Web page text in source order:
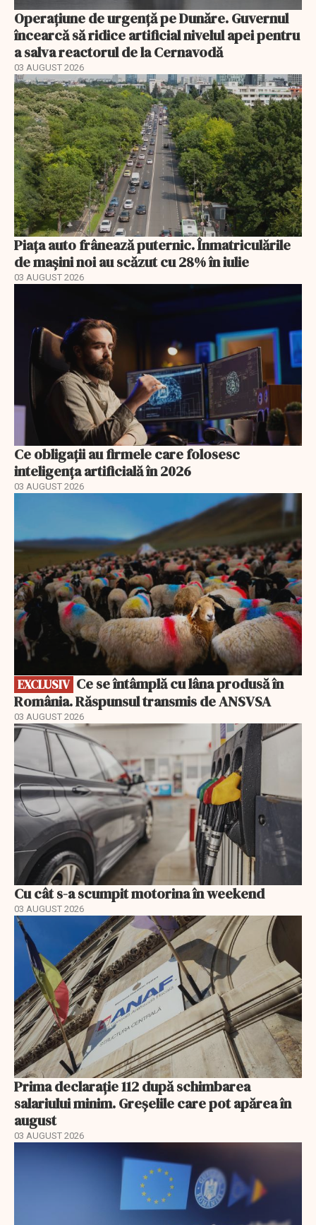
Operațiune de urgență pe Dunăre. Guvernul
încearcă să ridice artificial nivelul apei pentru
a salva reactorul de la Cernavodă
03 AUGUST 2026
Piața auto frânează puternic. Înmatriculările
de mașini noi au scăzut cu 28% în iulie
03 AUGUST 2026
Ce obligații au firmele care folosesc
inteligența artificială în 2026
03 AUGUST 2026
EXCLUSIV
România. Răspunsul transmis de ANSVSA
03 AUGUST 2026
Cu cât s-a scumpit motorina în weekend
03 AUGUST 2026
Prima declarație 112 după schimbarea
salariului minim. Greșelile care pot apărea în
august
03 AUGUST 2026